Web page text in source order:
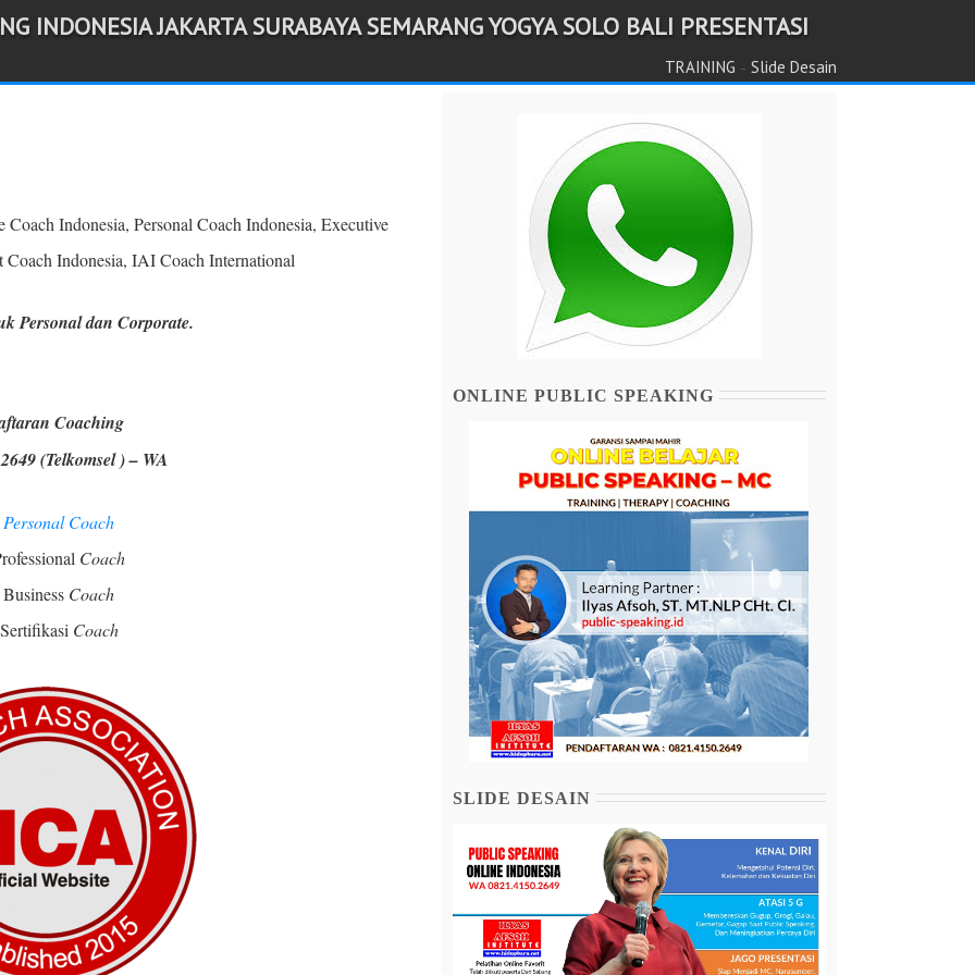
INDONESIA JAKARTA SURABAYA SEMARANG YOGYA SOLO BALI PRESENTASI
TRAINING - Slide Desain
Indonesia, Personal Coach Indonesia, Executive
Indonesia, IAI Coach International
Personal dan Corporate.
Coaching
(Telkomsel ) – WA
Personal Coach
Coach
Business Coach
Sertifikasi Coach
ONLINE PUBLIC SPEAKING
SLIDE DESAIN